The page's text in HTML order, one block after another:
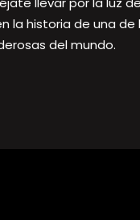
la historia de una de
del mundo.